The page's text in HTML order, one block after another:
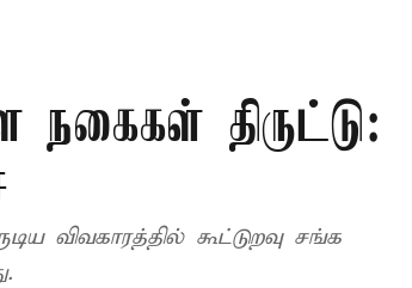
நகைகள் திருட்டு:
விவகாரத்தில் கூட்டுறவு சங்க